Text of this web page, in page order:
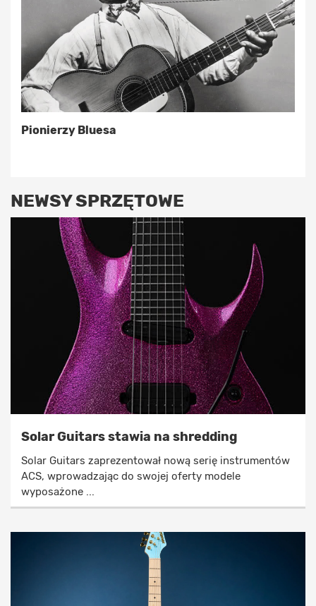
Pionierzy Bluesa
NEWSY SPRZĘTOWE
Solar Guitars stawia na shredding
Solar Guitars zaprezentował nową serię instrumentów
ACS, wprowadzając do swojej oferty modele
wyposażone ...